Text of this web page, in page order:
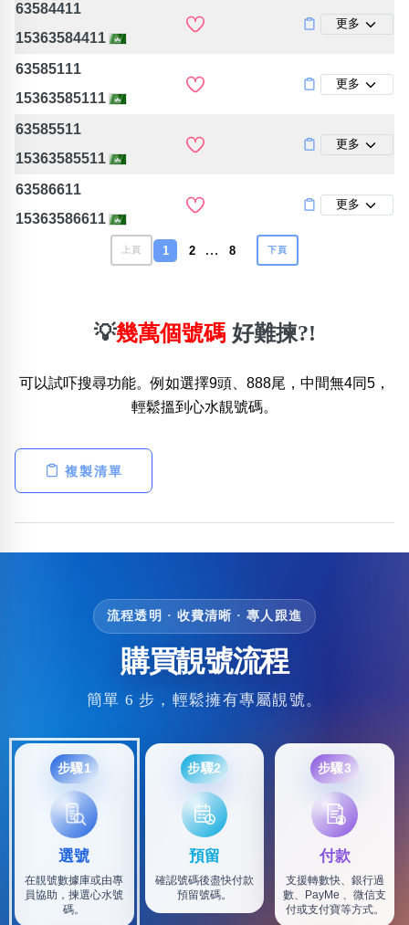
63584411
15363584411
更多
63585111
15363585111
更多
63585511
15363585511
更多
63586611
15363586611
更多
上頁 1 2 … 8 下頁
💡幾萬個號碼 好難揀?!
可以試吓搜尋功能。例如選擇9頭、888尾，中間無4同5，
輕鬆搵到心水靚號碼。
複製清單
流程透明 · 收費清晰 · 專人跟進
購買靚號流程
簡單 6 步，輕鬆擁有專屬靚號。
步驟1
選號
在靚號數據庫或由專
員協助，揀選心水號
碼。
步驟2
預留
確認號碼後盡快付款
預留號碼。
步驟3
付款
支援轉數快、銀行過
數、PayMe 、微信支
付或支付寶等方式。